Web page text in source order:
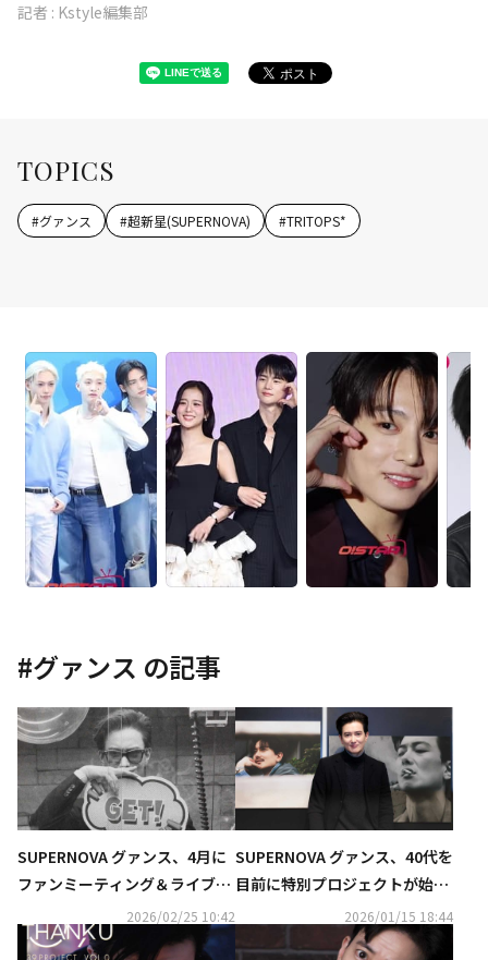
記者 : Kstyle編集部
TOPICS
#グァンス #超新星(SUPERNOVA) #TRITOPS*
#グァンス の記事
SUPERNOVA グァンス、4月に
ファンミーティング＆ライブ開
催決定！誕生日をファンと共に
2026/02/25 10:42
SUPERNOVA グァンス、40代を
目前に特別プロジェクトが始
動…感謝を伝えたい相手とは？
2026/01/15 18:44